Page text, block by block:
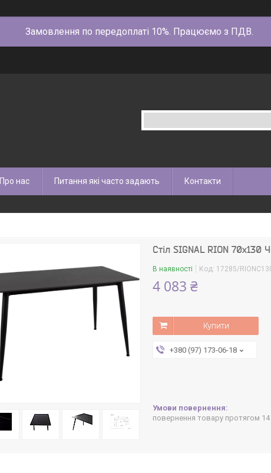
Замовлення по передоплаті 10%. Працюємо з ПДВ.
Про нас Питання які часто задають Контакти
Стіл SIGNAL RION 70x130
В наявності Код: 17285/
4 083 ₴
Купити
+380 (97) 173-06-18
повернення товару протягом